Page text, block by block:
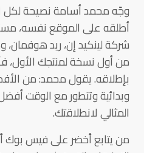
وجّه محمد أسامة نصيحة لكل
أطلقه على الموقع نفسه،
شركة لينكيد إن، ريد هوفمان،
من أول نسخة لمنتجك الأول،
بإطلاقه. يقول محمد: من
وبدائية وتتطور مع الوقت
المثالي لانطلاقتك.
من يتابع أخضر على فيس بوك